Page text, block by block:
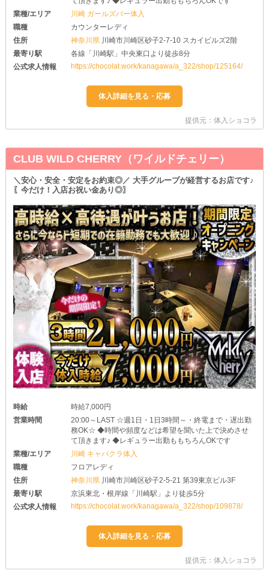
業種/エリア
川崎 ガールズバー体入
職種
カウンターレディ
住所
神奈川県 川崎市川崎区砂子2-7-10 スカイビルズ2階
最寄り駅
各線「川崎駅」中央東口より徒歩8分
公式求人情報
https://chocolat.work/kanagawa/a_322/shop/125164/
提供元：体入ショコラ
CLUB WILD CHERRY（ワイルドチェリー）
＼安心・安全・安定をお約束◎／ 大手グループが経営するお店です♪
〖今だけ！入店お祝い金あり◎〗
時給
時給7,000円
営業時間
20:00～LAST ☆週1日・1日3時間～・終電まで・遅出勤
務OK☆ ◆時間や頻度などは希望を聞いた上で決めさせ
て頂きます♪ ◆レギュラー出勤ももちろんOKです
業種/エリア
川崎 キャバクラ体入
職種
フロアレディ
住所
神奈川県 川崎市川崎区砂子2-5-21 第39東京ビル3F
最寄り駅
京浜東北・根岸線「川崎駅」より徒歩5分
公式求人情報
https://chocolat.work/kanagawa/a_322/shop/109878/
提供元：体入ショコラ